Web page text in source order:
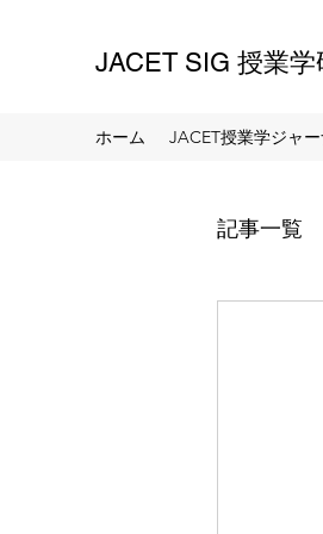
JACET SIG 授業
ホーム JACET授業学ジャ
記事一覧